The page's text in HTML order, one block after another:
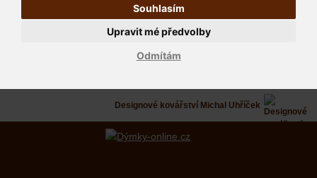
Souhlasím
Odmítám
Upravit mé předvolby
Designové kovářství Michal Uhříček